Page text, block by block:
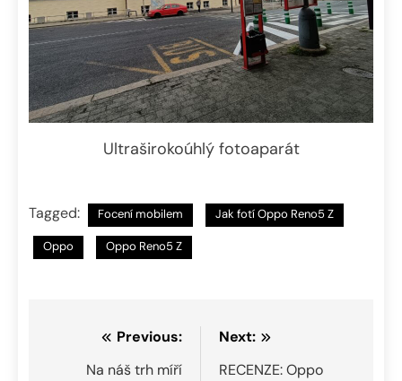
Ultraširokoúhlý fotoaparát
Tagged: Focení mobilem Jak fotí Oppo Reno5 Z
Oppo Oppo Reno5 Z
NavigacePrevious:
Na náš trh míří
Next:
RECENZE: Oppo